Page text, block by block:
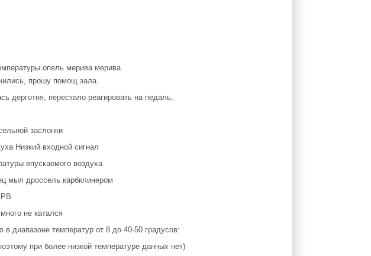
прошу помощ зала.
дерготня, перестало реагировать на педаль,
заслонки
Низкий входной сигнал
впускаемого воздуха
мыл дроссель карбклинером
не катался
диапазоне температур от 8 до 40-50 градусов:
при более низкой температуре данных нет)